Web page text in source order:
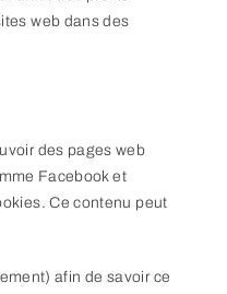
web dans des
des pages web
Facebook et
Ce contenu peut
afin de savoir ce